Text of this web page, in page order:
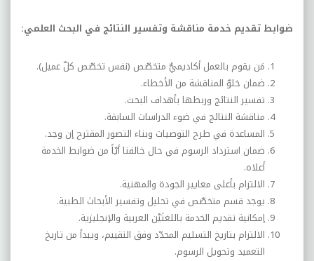
ضوابط تقديم خدمة مناقشة وتفسير النتائج في البحث العلمي:
مَن يقوم بالعمل أكاديميٌّ متخصّص (نفس تخصّص كلّ عميل).
ضمان خلوّ المناقشة من الأخطاء.
تفسير النتائج وربطها بأهداف البحث.
مناقشة النتائج في ضوء الدراسات السابقة.
المساعدة في طرح التوصيات وبناء التصور المقترح إن وجد.
ضمان استرداد الرسوم في حال خالفنا أيّاً من ضوابط الخدمة
أعلاه.
الالتزام بأعلى معايير الجودة والمهنية.
يوجد قسم متخصّص في تحليل وتفسير الأبحاث الطبية.
إمكانية تقديم الخدمة باللغتَيْن العربية والإنجليزية.
الالتزام بتاريخ التسليم المحدّد وفق التقييم، ويبدأ من تاريخ
التعميد وتحويل الرسوم.